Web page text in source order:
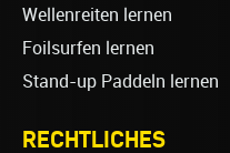
Wellenreiten lernen
Foilsurfen lernen
Stand-up Paddeln lernen
RECHTLICHES